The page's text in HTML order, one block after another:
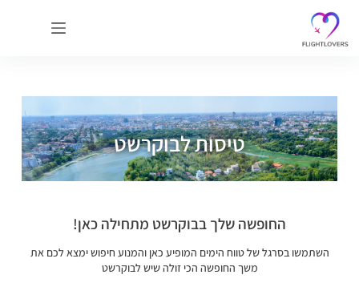
טיסות לבוקרשט
החופשה שלך בבוקרשט מתחילה כאן!
השתמשו בסרגל של טווח הימים המופיע כאן והמנוע חיפוש ימצא לכם את
משך החופשה הכי זולה שיש לבוקרשט